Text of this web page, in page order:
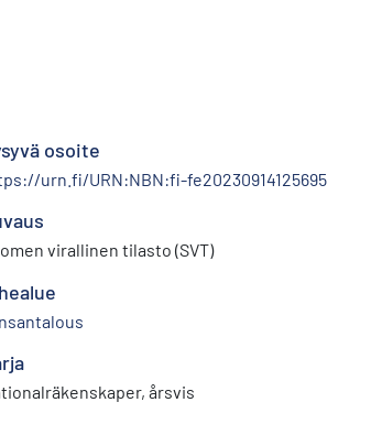
osoite
urn.fi/URN:NBN:fi-fe20230914125695
virallinen tilasto (SVT)
årsvis